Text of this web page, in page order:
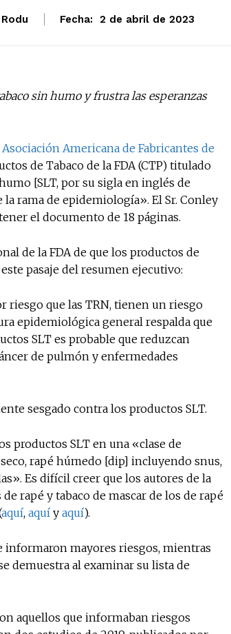
No te pierdas de las
noticias
Suscríbete a nuestro boletín
noticias del vapeo y la reducción
electrónico.
Subscribe to our daily clipping
Fecha: 2 de abril de 2023
sin humo y frustra las esperanzas
Asociación Americana de Fabricantes de
de Tabaco de la FDA (CTP) titulado
[SLT, por su sigla en inglés de
rama de epidemiología». El Sr. Conley
el documento de 18 páginas.
de la FDA de que los productos de
pasaje del resumen ejecutivo:
riesgo que las TRN, tienen un riesgo
epidemiológica general respalda que
SLT es probable que reduzcan
de pulmón y enfermedades
sesgado contra los productos SLT.
productos SLT en una «clase de
rapé húmedo [dip] incluyendo snus,
Es difícil creer que los autores de la
rapé y tabaco de mascar de los de rapé
aquí, aquí y aquí).
informaron mayores riesgos, mientras
demuestra al examinar su lista de
aquellos que informaban riesgos